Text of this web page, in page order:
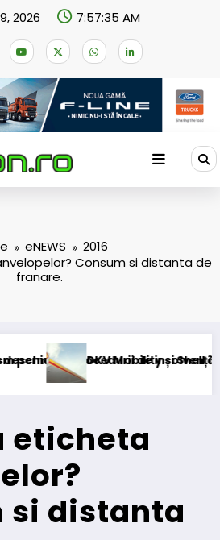
2026 7:57:36 AM
eNEWS
2016
Consum si distanta de
franare.
de insolvență
Mobility și Shell își extind
eticheta
si distanta